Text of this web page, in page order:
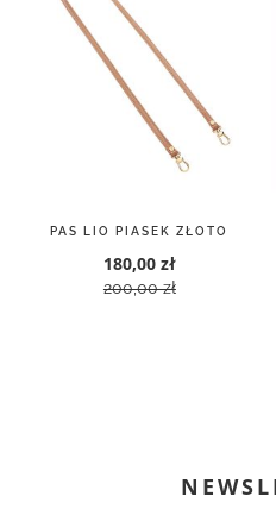
PAS LIO PIASEK ZŁOTO
180,00 zł
200,00 zł